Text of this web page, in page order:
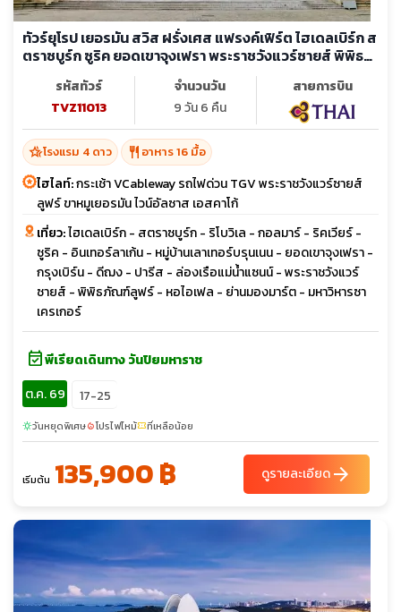
ทัวร์ยุโรป เยอรมัน สวิส ฝรั่งเศส แฟรงค์เฟิร์ต ไฮเดลเบิร์ก ส
ตราซบูร์ก ซูริค ยอดเขาจุงเฟรา พระราชวังแวร์ซายส์ พิพิธ
รหัสทัวร์
TVZ11013
จำนวนวัน
9 วัน 6 คืน
สายการบิน
hotel_classโรงแรม 4 ดาว restaurant อาหาร 16 มื้อ
ไฮไลท์:กระเช้า VCableway รถไฟด่วน TGV พระราชวังแวร์ซายส์
ลูฟร์ ขาหมูเยอรมัน ไวน์อัลซาส เอสคาโก้
เที่ยว:ไฮเดลเบิร์ก - สตราซบูร์ก - ริโบวิเล - กอลมาร์ - ริคเวียร์ -
ซูริค - อินเทอร์ลาเก้น - หมู่บ้านเลาเทอร์บรุนเนน - ยอดเขาจุงเฟรา -
กรุงเบิร์น - ดีฌง - ปารีส - ล่องเรือแม่น้ำแซนน์ - พระราชวังแวร์
ซายส์ - พิพิธภัณฑ์ลูฟร์ - หอไอเฟล - ย่านมองมาร์ต - มหาวิหารซา
เครเกอร์
event_availableพีเรียดเดินทาง วันปิยมหาราช
ต.ค. 69
17-25
sunnyวันหยุดพิเศษlocal_fire_departmentโปรไฟไหม้confirmation_numberที่เหลือน้อย
เริ่มต้น 135,900 ฿ ดูรายละเอียดarrow_forward